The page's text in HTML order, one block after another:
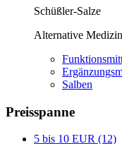
Schüßler-Salze
Alternative
Salben
Preisspanne
5 bis 10 EUR (12)